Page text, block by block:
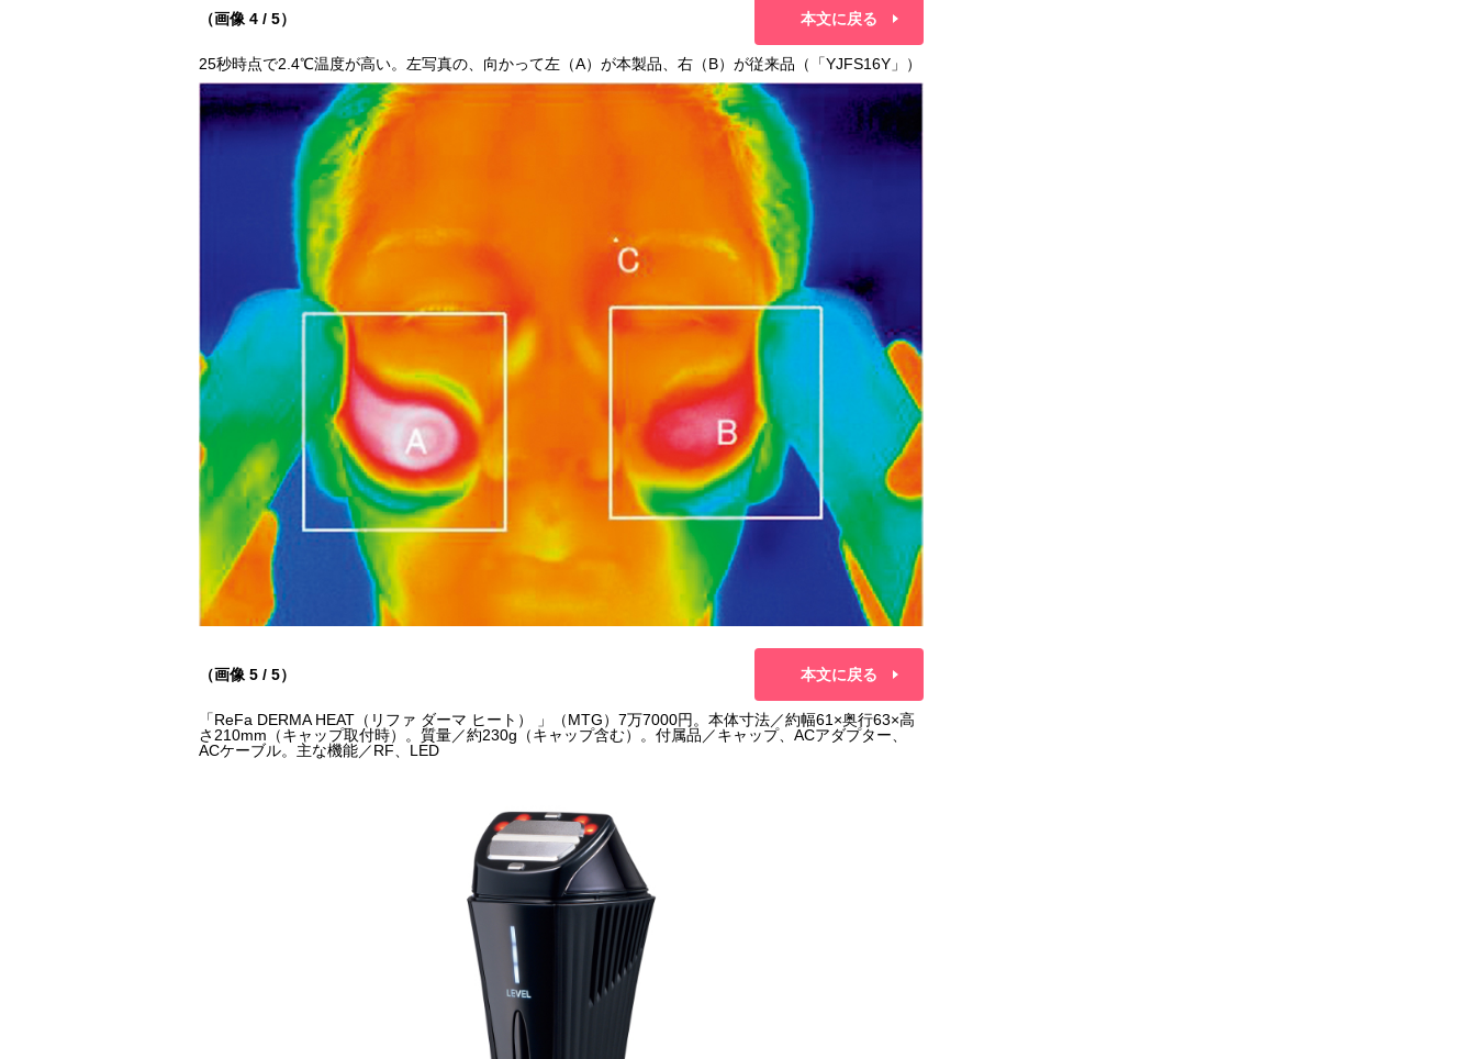
（画像 4 / 5） 本文に戻る
25秒時点で2.4℃温度が高い。左写真の、向かって左（A）が本製品、右（B）が従来品（「YJFS16Y」）
（画像 5 / 5） 本文に戻る
「ReFa DERMA HEAT（リファ ダーマ ヒート） 」（MTG）7万7000円。本体寸法／約幅61×奥行63×高
さ210mm（キャップ取付時）。質量／約230g（キャップ含む）。付属品／キャップ、ACアダプター、
ACケーブル。主な機能／RF、LED